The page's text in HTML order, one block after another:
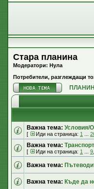
Стара планина
Модератори: Нула
Потребители, разглеждащи
Важна тема: Условия/
[ Иди на страница: 1
Важна тема:
[ Иди на страница: 1 9
Важна тема:
Важна тема: Къде да